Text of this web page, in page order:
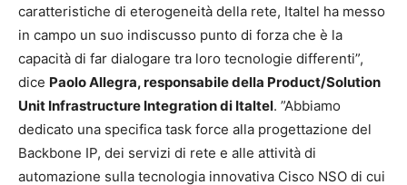
caratteristiche di eterogeneità della rete, Italtel ha messo
in campo un suo indiscusso punto di forza che è la
capacità di far dialogare tra loro tecnologie differenti”,
dice Paolo Allegra, responsabile della Product/Solution
Unit Infrastructure Integration di Italtel. ”Abbiamo
dedicato una specifica task force alla progettazione del
Backbone IP, dei servizi di rete e alle attività di
automazione sulla tecnologia innovativa Cisco NSO di cui